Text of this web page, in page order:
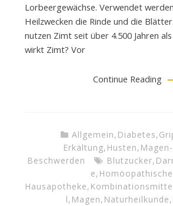
Lorbeergewächse. Verwendet
Heilzwecken die Rinde und die
nutzen Zimt seit über 4.500 Jahren
wirkt Zimt? Vor
Continue Reading
Allgemein, Diabetes,
Erkältung, Husten,
Beschwerden
Blutzucker,
e, Homöopathische
Hausapotheke,
l, Magen, Naturheilkunde,